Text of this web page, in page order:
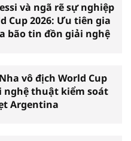
và ngã rẽ sự nghiệp
Cup 2026: Ưu tiên gia
bão tin đồn giải nghệ
vô địch World Cup
nghệ thuật kiểm soát
Argentina